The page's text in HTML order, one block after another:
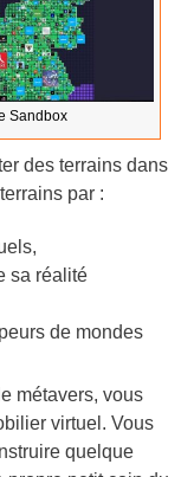
Sandbox
des terrains dans
par :
sa réalité
de mondes
métavers, vous
virtuel. Vous
quelque